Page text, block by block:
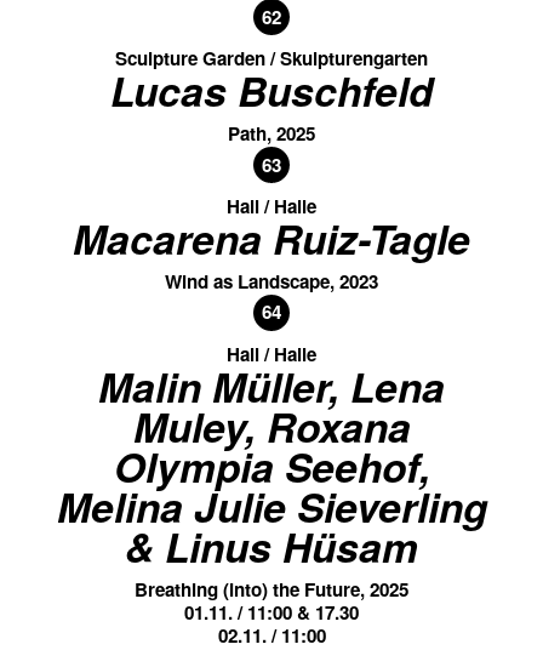
62
Sculpture Garden / Skulpturengarten
Lucas Buschfeld
Path, 2025
63
Hall / Halle
Macarena Ruiz-Tagle
Wind as Landscape, 2023
64
Hall / Halle
Malin Müller, Lena
Muley, Roxana
Olympia Seehof,
Melina Julie Sieverling
& Linus Hüsam
Breathing (into) the Future, 2025
01.11. / 11:00 & 17.30
02.11. / 11:00